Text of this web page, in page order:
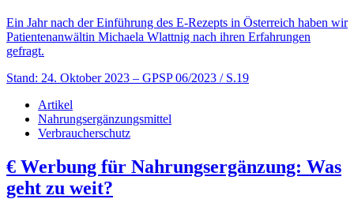
Ein Jahr nach der Einführung des E-Rezepts in Österreich haben wir
Patientenanwältin Michaela Wlattnig nach ihren Erfahrungen
gefragt.
Stand: 24. Oktober 2023 – GPSP 06/2023 / S.19
Artikel
Nahrungsergänzungsmittel
Verbraucherschutz
€ Werbung für Nahrungsergänzung: Was
geht zu weit?